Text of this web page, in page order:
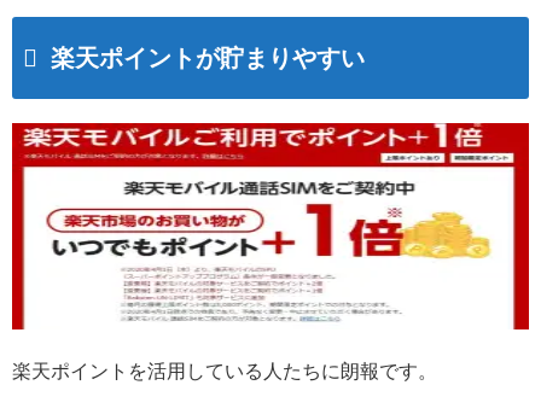
楽天ポイントが貯まりやすい
楽天ポイントを活用している人たちに朗報です。